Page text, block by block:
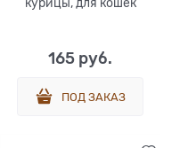
165 руб.
ПОД ЗАКАЗ